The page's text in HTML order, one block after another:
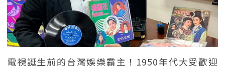
電視誕生前的台灣娛樂霸主！1950年代大受歡迎